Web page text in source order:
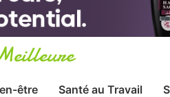
être Santé au Travail